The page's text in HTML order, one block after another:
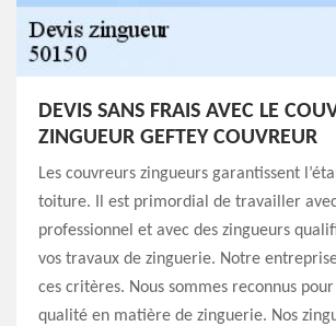
DEVIS SANS FRAIS AVEC LE
ZINGUEUR GEFTEY COUVREUR
Les couvreurs zingueurs garantissent
toiture. Il est primordial de travailler
professionnel et avec des zingueurs
vos travaux de zinguerie. Notre
ces critères. Nous sommes reconnus
qualité en matière de zinguerie. Nos